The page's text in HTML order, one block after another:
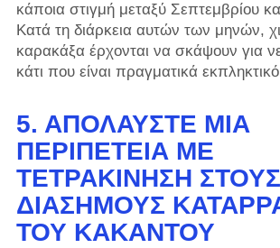
κάποια στιγμή μεταξύ Σεπτεμβρίου
Κατά τη διάρκεια αυτών των μηνών,
καρακάξα έρχονται να σκάψουν για
κάτι που είναι πραγματικά
5. ΑΠΟΛΑΎΣΤΕ ΜΙΑ
ΠΕΡΙΠΈΤΕΙΑ ΜΕ
ΤΕΤΡΑΚΊΝΗΣΗ ΣΤΟΥΣ
ΔΙΆΣΗΜΟΥΣ
ΤΟΥ ΚΑΚΑΝΤΟΎ